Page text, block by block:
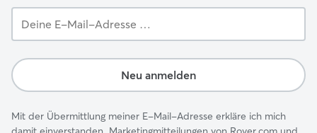
E-
Adresse …
Neu anmelden
Mit der Übermittlung meiner E-Mail-Adresse erkläre ich mich